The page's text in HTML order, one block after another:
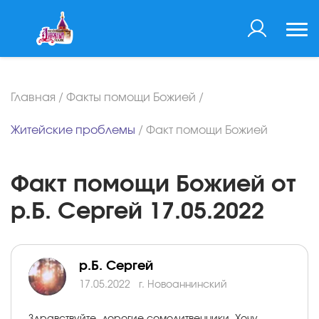
Главная / Факты помощи Божией /
Житейские проблемы / Факт помощи Божией
Факт помощи Божией от
р.Б. Сергей 17.05.2022
р.Б. Сергей
17.05.2022 г. Новоаннинский